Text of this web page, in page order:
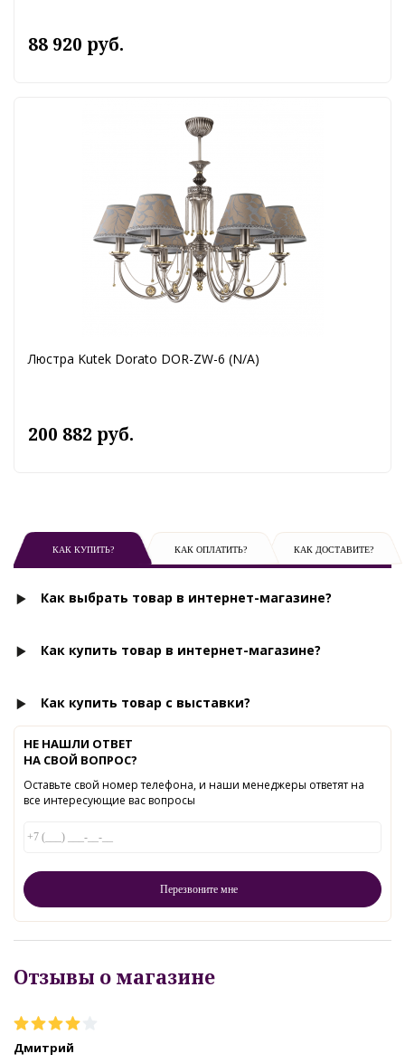
88 920 руб.
Люстра Kutek Dorato DOR-ZW-6 (N/A)
200 882 руб.
КАК КУПИТЬ? КАК ОПЛАТИТЬ? КАК ДОСТАВИТЕ?
Как выбрать товар в интернет-магазине?
Как купить товар в интернет-магазине?
Как купить товар с выставки?
НЕ НАШЛИ ОТВЕТ
НА СВОЙ ВОПРОС?
Оставьте свой номер телефона, и наши менеджеры ответят на
все интересующие вас вопросы
Отзывы о магазине
Дмитрий